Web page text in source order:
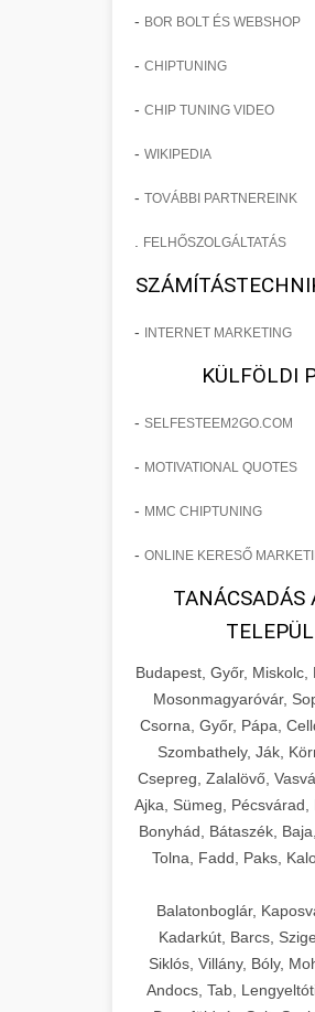
- BOR BOLT ÉS WEBSHOP
- CHIPTUNING
- CHIP TUNING VIDEO
- WIKIPEDIA
- TOVÁBBI PARTNEREINK
FELHŐSZOLGÁLTATÁS
- INTERNET MARKETING
KÜLFÖLDI
- SELFESTEEM2GO.COM
- MOTIVATIONAL QUOTES
- MMC CHIPTUNING
- ONLINE KERESŐ
TANÁCSADÁS
Budapest, Győr,
Mosonmagyaróvár,
Csorna, Győr, Pápa,
Szombathely, Ják,
Csepreg, Zalalövő,
Ajka, Sümeg, Pécsvárad,
Bonyhád, Bátaszék,
Tolna, Fadd, Paks,
Balatonboglár,
Kadarkút, Barcs,
Siklós, Villány, Bóly,
Andocs, Tab,